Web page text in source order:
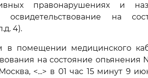
правонарушениях и
освидетельствование на
4).
в помещении медицинского
на состояние
<...> в 01 час 15 минут 9